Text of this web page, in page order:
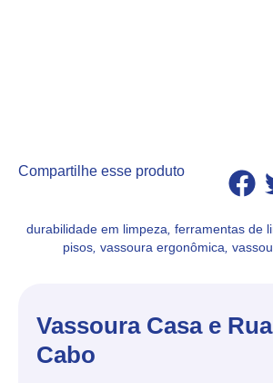
Compartilhe esse produto
durabilidade em limpeza, ferramentas de
pisos, vassoura ergonômica,
Vassoura Casa e
Cabo